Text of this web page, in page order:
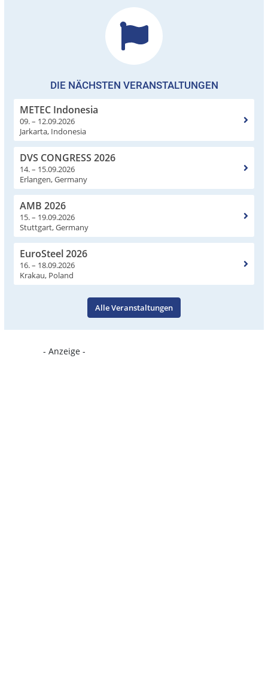
DIE NÄCHSTEN VERANSTALTUNGEN
METEC Indonesia
09. – 12.09.2026
Jarkarta, Indonesia
DVS CONGRESS 2026
14. – 15.09.2026
Erlangen, Germany
AMB 2026
15. – 19.09.2026
Stuttgart, Germany
EuroSteel 2026
16. – 18.09.2026
Krakau, Poland
Alle Veranstaltungen
- Anzeige -